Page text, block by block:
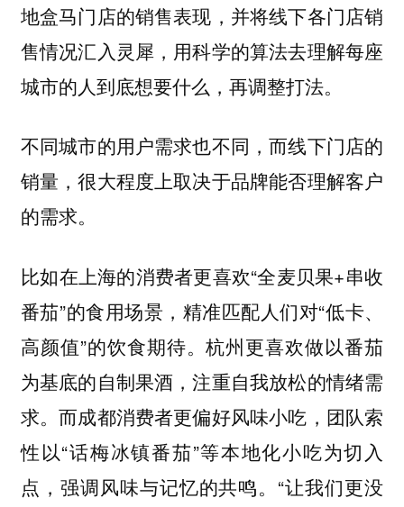
地盒马门店的销售表现，并将线下各门店销
售情况汇入灵犀，用科学的算法去理解每座
城市的人到底想要什么，再调整打法。
不同城市的用户需求也不同，而线下门店的
销量，很大程度上取决于品牌能否理解客户
的需求。
比如在上海的消费者更喜欢“全麦贝果+串收
番茄”的食用场景，精准匹配人们对“低卡、
高颜值”的饮食期待。杭州更喜欢做以番茄
为基底的自制果酒，注重自我放松的情绪需
求。而成都消费者更偏好风味小吃，团队索
性以“话梅冰镇番茄”等本地化小吃为切入
点，强调风味与记忆的共鸣。“让我们更没